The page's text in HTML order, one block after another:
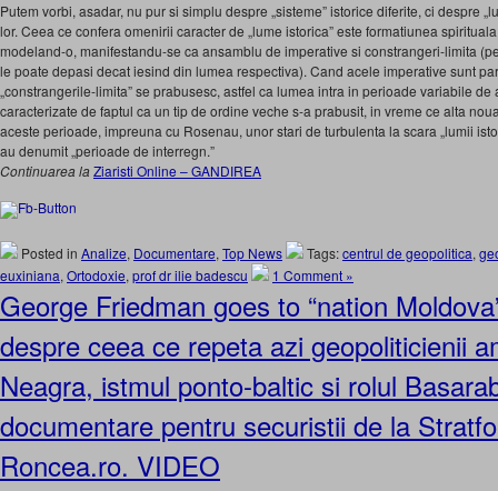
Putem vorbi, asadar, nu pur si simplu despre „sisteme” istorice diferite, ci despre
lor. Ceea ce confera omenirii caracter de „lume istorica” este formatiunea
modeland-o, manifestandu-se ca ansamblu de imperative si constrangeri-limita
le poate depasi decat iesind din lumea respectiva). Cand acele imperative sunt
„constrangerile-limita” se prabusesc, astfel ca lumea intra in perioade variabile
caracterizate de faptul ca un tip de ordine veche s-a prabusit, in vreme ce alta
aceste perioade, impreuna cu Rosenau, unor stari de turbulenta la scara „lumii
au denumit „perioade de interregn.”
Continuarea laZiaristi Online – GANDIREA
Posted in Analize, Documentare, Top News Tags:centrul de geopolitica,
euxiniana, Ortodoxie, prof dr ilie badescu 1 Comment »
George Friedman goes to “nation
despre ceea ce repeta azi geopoliticienii
Neagra, istmul ponto-baltic si rolul
documentare pentru securistii de la
Roncea.ro. VIDEO